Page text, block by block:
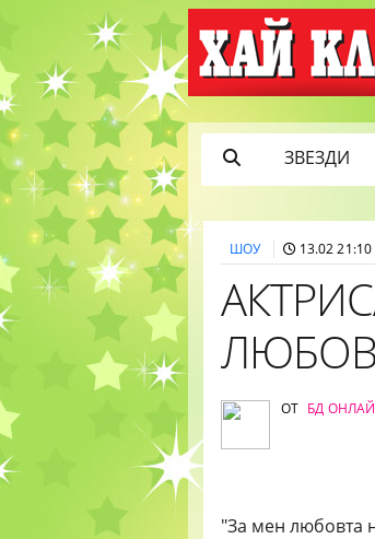
ЗВЕЗДИ
ШОУ 13.02 21:10
ОТ БД
"За мен любовта